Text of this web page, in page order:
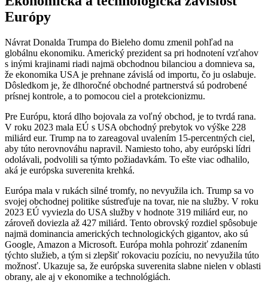
Európy
Návrat Donalda Trumpa do Bieleho domu zmenil pohľad na
globálnu ekonomiku. Americký prezident sa pri hodnotení vzťahov
s inými krajinami riadi najmä obchodnou bilanciou a domnieva sa,
že ekonomika USA je prehnane závislá od importu, čo ju oslabuje.
Dôsledkom je, že dlhoročné obchodné partnerstvá sú podrobené
prísnej kontrole, a to pomocou ciel a protekcionizmu.
Pre Európu, ktorá dlho bojovala za voľný obchod, je to tvrdá rana.
V roku 2023 mala EÚ s USA obchodný prebytok vo výške 228
miliárd eur. Trump na to zareagoval uvalením 15-percentných ciel,
aby túto nerovnováhu napravil. Namiesto toho, aby európski lídri
odolávali, podvolili sa týmto požiadavkám. To ešte viac odhalilo,
aká je európska suverenita krehká.
Európa mala v rukách silné tromfy, no nevyužila ich. Trump sa vo
svojej obchodnej politike sústreďuje na tovar, nie na služby. V roku
2023 EÚ vyviezla do USA služby v hodnote 319 miliárd eur, no
zároveň doviezla až 427 miliárd. Tento obrovský rozdiel spôsobuje
najmä dominancia amerických technologických gigantov, ako sú
Google, Amazon a Microsoft. Európa mohla pohroziť zdanením
týchto služieb, a tým si zlepšiť rokovaciu pozíciu, no nevyužila túto
možnosť. Ukazuje sa, že európska suverenita slabne nielen v oblasti
obrany, ale aj v ekonomike a technológiách.